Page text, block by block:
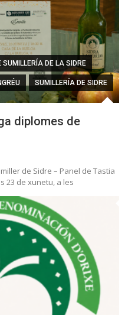
SUMILLERÍA DE LA SIDRE
SUMILLERÍA DE SIDRE
diplomes de
de Sidre – Panel de Tastia
23 de xunetu, a les